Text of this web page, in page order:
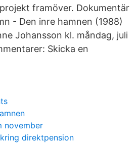
framöver. Dokumentär
- Den inre hamnen (1988)
Johansson kl. måndag, juli
Skicka en
november
direktpension